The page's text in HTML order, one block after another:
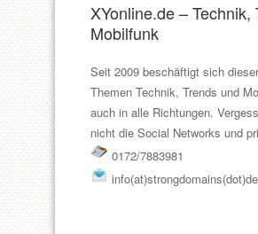
XYonline.de – Technik,
Mobilfunk
Seit 2009 beschäftigt sich
Themen Technik, Trends und
auch in alle Richtungen.
nicht die Social Networks und
0172/7883981
info(at)strongdomains(dot)de